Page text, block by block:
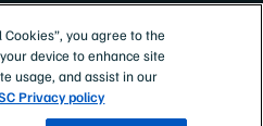
Cookies”, you agree to the
device to enhance site
usage, and assist in our
Privacy policy